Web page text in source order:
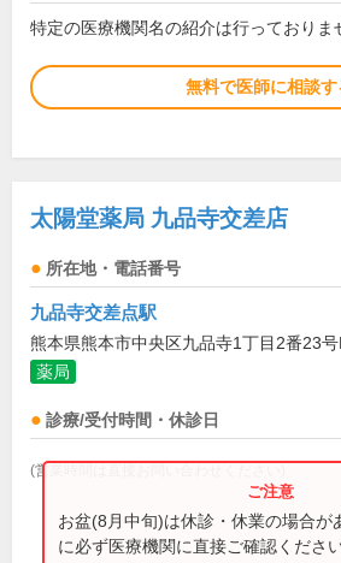
特定の医療機関名の紹介は行っておりま
無料で医師に相談す
太陽堂薬局 九品寺交差店
所在地・電話番号
九品寺交差点駅
熊本県熊本市中央区九品寺1丁目2番23
薬局
診療/受付時間・休診日
(営業時間は直接お問い合わせください)
お盆(8月中旬)は休診・休業の場合が
に必ず医療機関に直接ご確認ください